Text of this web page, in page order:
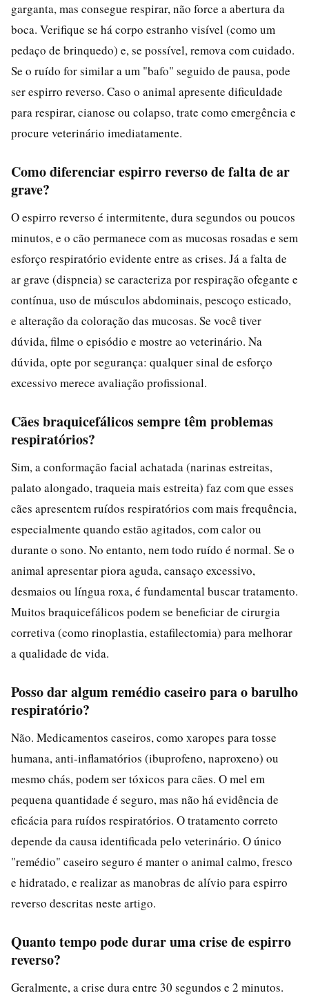
garganta, mas consegue respirar, não force a abertura da
boca. Verifique se há corpo estranho visível (como um
pedaço de brinquedo) e, se possível, remova com cuidado.
Se o ruído for similar a um "bafo" seguido de pausa, pode
ser espirro reverso. Caso o animal apresente dificuldade
para respirar, cianose ou colapso, trate como emergência e
procure veterinário imediatamente.
Como diferenciar espirro reverso de falta de ar
grave?
O espirro reverso é intermitente, dura segundos ou poucos
minutos, e o cão permanece com as mucosas rosadas e sem
esforço respiratório evidente entre as crises. Já a falta de
ar grave (dispneia) se caracteriza por respiração ofegante e
contínua, uso de músculos abdominais, pescoço esticado,
e alteração da coloração das mucosas. Se você tiver
dúvida, filme o episódio e mostre ao veterinário. Na
dúvida, opte por segurança: qualquer sinal de esforço
excessivo merece avaliação profissional.
Cães braquicefálicos sempre têm problemas
respiratórios?
Sim, a conformação facial achatada (narinas estreitas,
palato alongado, traqueia mais estreita) faz com que esses
cães apresentem ruídos respiratórios com mais frequência,
especialmente quando estão agitados, com calor ou
durante o sono. No entanto, nem todo ruído é normal. Se o
animal apresentar piora aguda, cansaço excessivo,
desmaios ou língua roxa, é fundamental buscar tratamento.
Muitos braquicefálicos podem se beneficiar de cirurgia
corretiva (como rinoplastia, estafilectomia) para melhorar
a qualidade de vida.
Posso dar algum remédio caseiro para o barulho
respiratório?
Não. Medicamentos caseiros, como xaropes para tosse
humana, anti-inflamatórios (ibuprofeno, naproxeno) ou
mesmo chás, podem ser tóxicos para cães. O mel em
pequena quantidade é seguro, mas não há evidência de
eficácia para ruídos respiratórios. O tratamento correto
depende da causa identificada pelo veterinário. O único
"remédio" caseiro seguro é manter o animal calmo, fresco
e hidratado, e realizar as manobras de alívio para espirro
reverso descritas neste artigo.
Quanto tempo pode durar uma crise de espirro
reverso?
Geralmente, a crise dura entre 30 segundos e 2 minutos.